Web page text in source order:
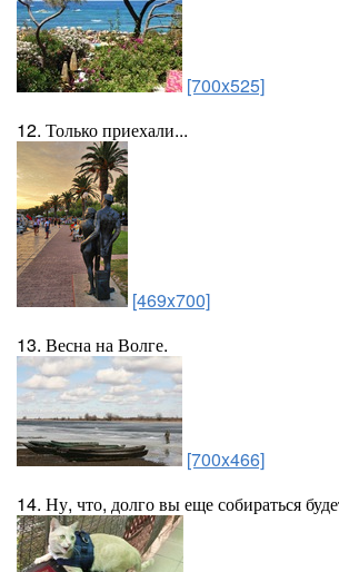
[700x525]
12. Только приехали...
[469x700]
13. Весна на Волге.
[700x466]
14. Ну, что, долго вы еще собираться